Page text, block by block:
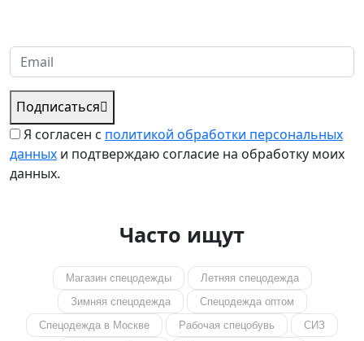
Подписаться
Я согласен с политикой обработки персональных
данных и подтверждаю согласие на обработку моих
данных.
Часто ищут
Магазин спецодежды
Летняя спецодежда
Зимняя спецодежда
Спецодежда оптом
Спецодежда в Москве
Рабочая спецобувь
СИЗ